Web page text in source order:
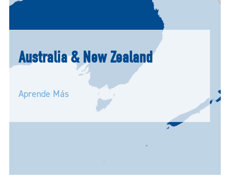
Australia & New Zealand
Aprende Más